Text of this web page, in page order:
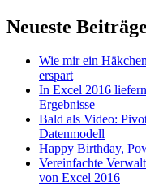
Neueste Beiträge
Wie mir ein
erspart
In Excel 2016
Ergebnisse
Bald als Video:
Datenmodell
Happy Birthday,
Vereinfachte
von Excel 2016